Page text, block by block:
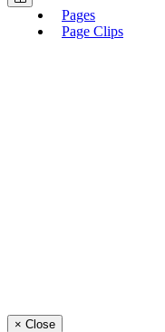
Pages
Page Clips
× Close